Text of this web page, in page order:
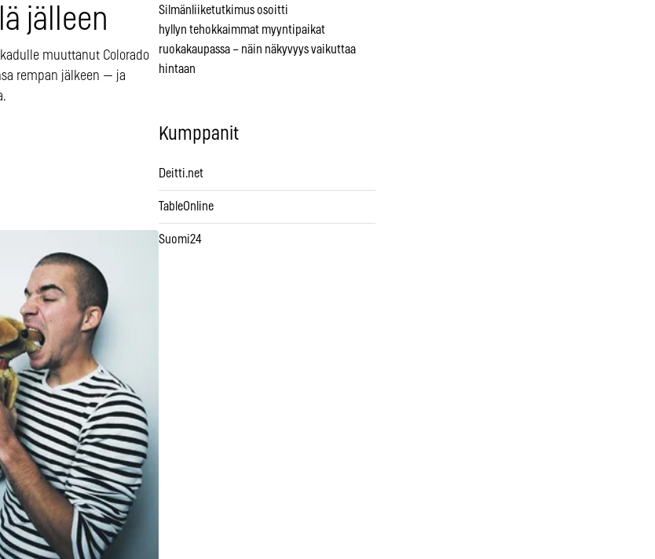
jälleen
muuttanut Colorado
rempan jälkeen — ja
Silmänliiketutkimus osoitti
hyllyn tehokkaimmat myyntipaikat
ruokakaupassa – näin näkyvyys vaikuttaa
hintaan
Kumppanit
Deitti.net
TableOnline
Suomi24